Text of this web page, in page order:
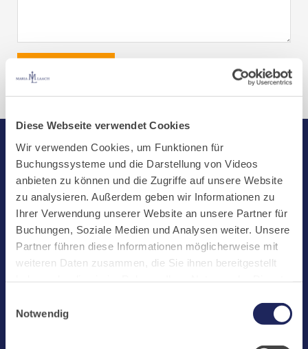
Diese Webseite verwendet Cookies
Wir verwenden Cookies, um Funktionen für
Buchungssysteme und die Darstellung von Videos
anbieten zu können und die Zugriffe auf unsere Website
zu analysieren. Außerdem geben wir Informationen zu
Ihrer Verwendung unserer Website an unsere Partner für
Buchungen, Soziale Medien und Analysen weiter. Unsere
Partner führen diese Informationen möglicherweise mit
weiteren Daten zusammen, die Sie ihnen bereitgestellt
challenges.cloudflare.com: Wir verwenden das online
Buchungssystem MEWS in unserem Hotel und unserem
Notwendig
Start
Aktuelles
Kloster
Klosterbetriebe
Spenden
Laacher See